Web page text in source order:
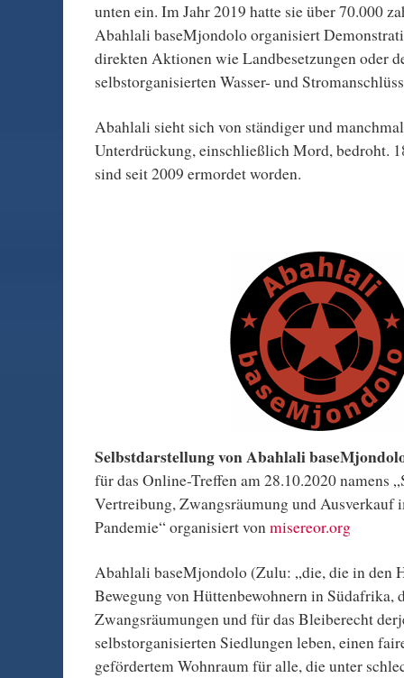
unten ein. Im Jahr 2019 hatte sie über 70.000
Abahlali baseMjondolo organisiert
direkten Aktionen wie Landbesetzungen oder
selbstorganisierten Wasser- und
Abahlali sieht sich von ständiger und
Unterdrückung, einschließlich Mord, bedroht.
sind seit 2009 ermordet worden.
Selbstdarstellung von Abahlali
für das Online-Treffen am 28.10.2020 namens
Vertreibung, Zwangsräumung und Ausverkauf
Pandemie“ organisiert vonmisereor.org
Abahlali baseMjondolo (Zulu: „die, die in den
Bewegung von Hüttenbewohnern in Südafrika,
Zwangsräumungen und für das Bleiberecht
selbstorganisierten Siedlungen leben, einen
gefördertem Wohnraum für alle, die unter